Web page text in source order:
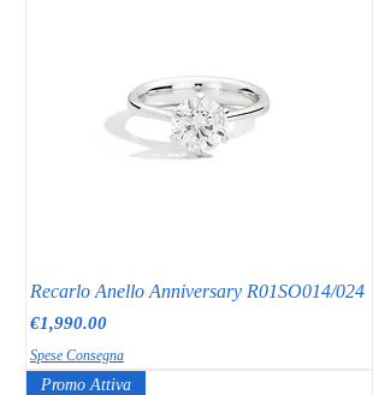
Recarlo Anello Anniversary R01SO014/024
Price
€1,990.00
Spese Consegna
Promo Attiva